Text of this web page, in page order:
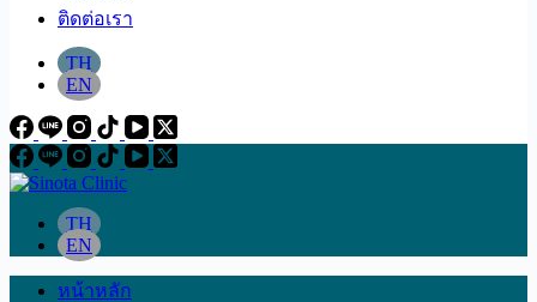
ติดต่อเรา
TH
EN
TH
EN
หน้าหลัก